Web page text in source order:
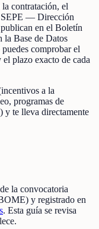
contratación, el
SEPE — Dirección
en el Boletín
Base de Datos
comprobar el
plazo exacto de cada
a la
programas de
y te lleva directamente
la convocatoria
y registrado en
. Esta guía se revisa